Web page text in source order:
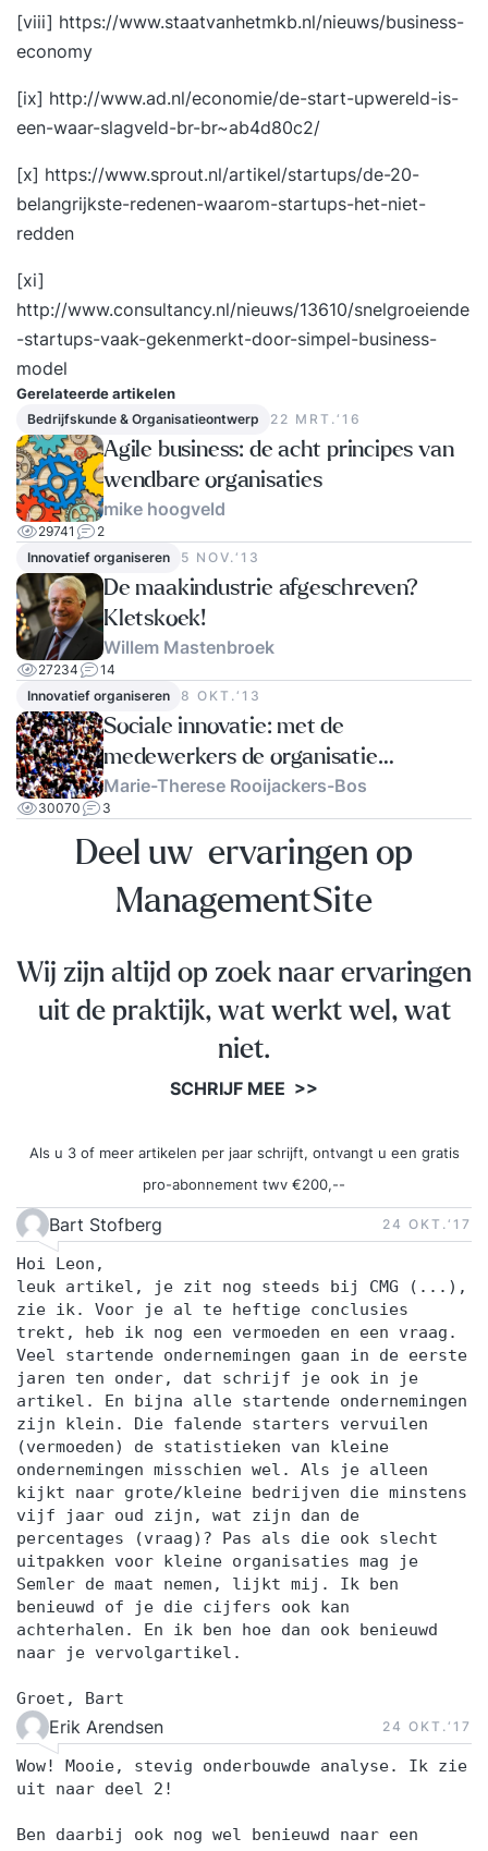
[viii] https://www.staatvanhetmkb.nl/nieuws/business-
economy
[ix] http://www.ad.nl/economie/de-start-upwereld-is-
een-waar-slagveld-br-br~ab4d80c2/
[x] https://www.sprout.nl/artikel/startups/de-20-
belangrijkste-redenen-waarom-startups-het-niet-
redden
[xi]
http://www.consultancy.nl/nieuws/13610/snelgroeiende
-startups-vaak-gekenmerkt-door-simpel-business-
model
Gerelateerde artikelen
Bedrijfskunde & Organisatieontwerp 22 MRT.‘16
Agile business: de acht principes van
wendbare organisaties
mike hoogveld
29741
2
Innovatief organiseren
5 NOV.‘13
De maakindustrie afgeschreven?
Kletskoek!
Willem Mastenbroek
27234
14
Innovatief organiseren
8 OKT.‘13
Sociale innovatie: met de
medewerkers de organisatie
verbeteren
Marie-Therese Rooijackers-Bos
30070 3
Deel uw ervaringen op
ManagementSite
Wij zijn altijd op zoek naar ervaringen
uit de praktijk, wat werkt wel, wat
niet.
SCHRIJF MEE >>
Als u 3 of meer artikelen per jaar schrijft, ontvangt u een gratis
pro-abonnement twv €200,--
Bart Stofberg 24 OKT.‘17
Hoi Leon,
leuk artikel, je zit nog steeds bij CMG (...),
zie ik. Voor je al te heftige conclusies
trekt, heb ik nog een vermoeden en een vraag.
Veel startende ondernemingen gaan in de eerste
jaren ten onder, dat schrijf je ook in je
artikel. En bijna alle startende ondernemingen
zijn klein. Die falende starters vervuilen
(vermoeden) de statistieken van kleine
ondernemingen misschien wel. Als je alleen
kijkt naar grote/kleine bedrijven die minstens
vijf jaar oud zijn, wat zijn dan de
percentages (vraag)? Pas als die ook slecht
uitpakken voor kleine organisaties mag je
Semler de maat nemen, lijkt mij. Ik ben
benieuwd of je die cijfers ook kan
achterhalen. En ik ben hoe dan ook benieuwd
naar je vervolgartikel.
Groet, Bart
Erik Arendsen 24 OKT.‘17
Wow! Mooie, stevig onderbouwde analyse. Ik zie
uit naar deel 2!
Ben daarbij ook nog wel benieuwd naar een